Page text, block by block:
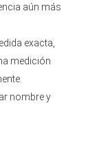
aún más
exacta,
medición
nombre y